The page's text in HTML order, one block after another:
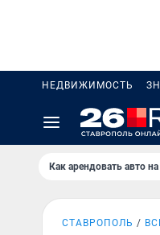
НЕДВИЖИМОСТЬ
Как арендовать авто
СТАВРОПОЛЬ